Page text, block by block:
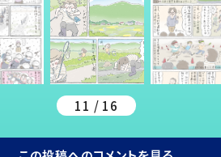
11 / 16